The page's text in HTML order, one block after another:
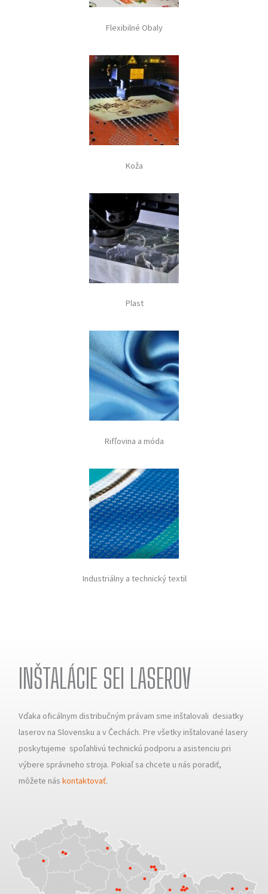
Flexibilné Obaly
Koža
Plast
Rifľovina a móda
Industriálny a technický textil
INŠTALÁCIE SEI LASEROV
Vďaka oficálnym distribučným právam sme inštalovali desiatky
laserov na Slovensku a v Čechách. Pre všetky inštalované lasery
poskytujeme spoľahlivú technickú podporu a asistenciu pri
výbere správneho stroja. Pokiaľ sa chcete u nás poradiť,
môžete náskontaktovať.